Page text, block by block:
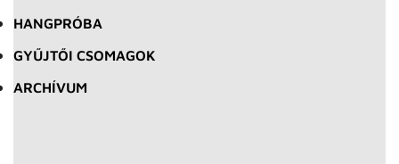
HANGPRÓBA
GYŰJTŐI CSOMAGOK
ARCHÍVUM